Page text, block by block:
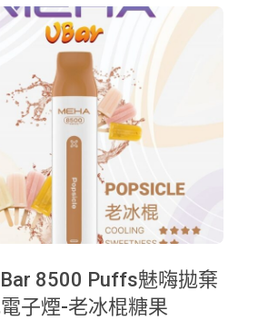
8500 Puffs魅嗨拋棄
子煙-老冰棍糖果